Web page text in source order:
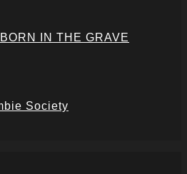
IN THE GRAVE
Society